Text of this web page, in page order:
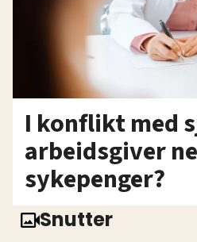
I konflikt med
arbeidsgiver
sykepenger?
Snutter